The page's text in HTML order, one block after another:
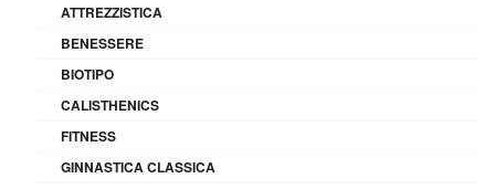
ATTREZZISTICA
BENESSERE
BIOTIPO
CALISTHENICS
FITNESS
GINNASTICA CLASSICA